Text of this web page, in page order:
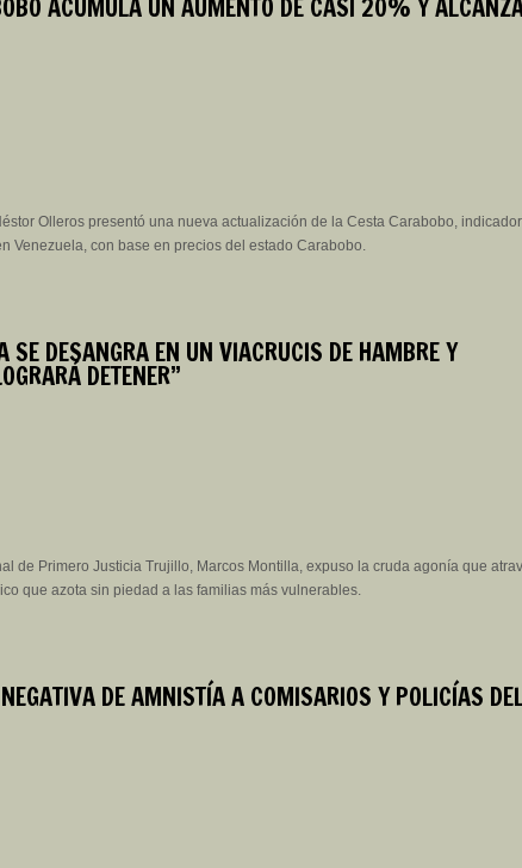
ACUMULA UN AUMENTO DE CASI 20% Y
Olleros presentó una nueva actualización de la Cesta Carabobo, indicador
Venezuela, con base en precios del estado Carabobo.
SE DESANGRA EN UN VIACRUCIS DE HAMBRE Y
DETENER”
de Primero Justicia Trujillo, Marcos Montilla, expuso la cruda agonía que
que azota sin piedad a las familias más vulnerables.
DE AMNISTÍA A COMISARIOS Y POLICÍAS